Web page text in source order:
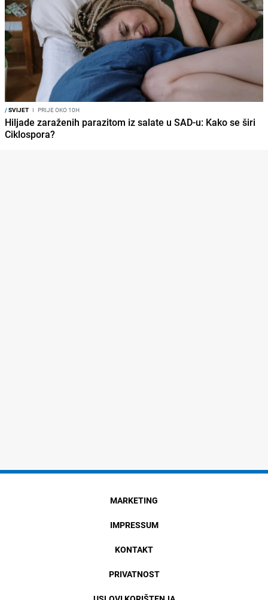
/SVIJET I PRIJE OKO 10H
Hiljade zaraženih parazitom iz salate u SAD-u: Kako se širi
Ciklospora?
MARKETING
IMPRESSUM
KONTAKT
PRIVATNOST